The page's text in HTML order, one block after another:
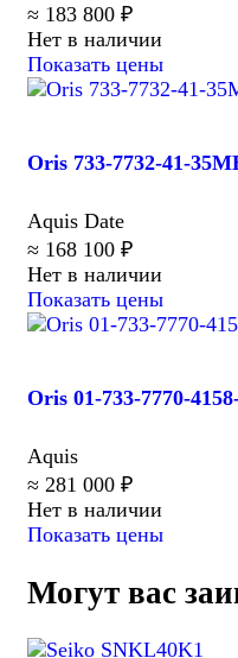
≈ 183 800 ₽
Нет в наличии
Показать цены
Oris 733-7732-41-
Aquis Date
≈ 168 100 ₽
Нет в наличии
Показать цены
Oris 01-733-7770-
Aquis
≈ 281 000 ₽
Нет в наличии
Показать цены
Могут вас